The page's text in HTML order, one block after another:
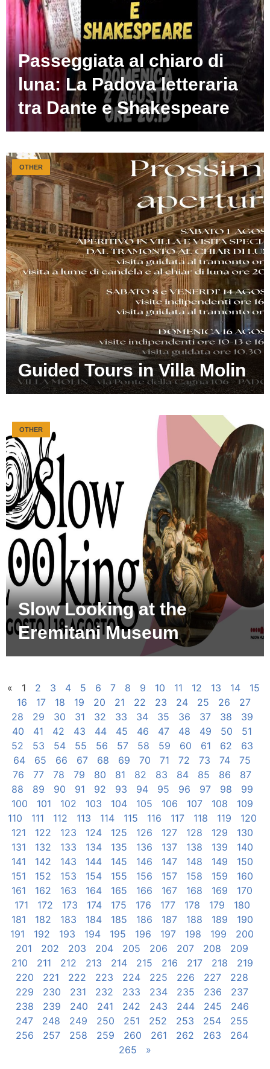
Passeggiata al chiaro di
luna: La Padova letteraria
tra Dante e Shakespeare
Guided Tours in Villa Molin
OTHER
Slow Looking at the
Eremitani Museum
OTHER
« 1 2 3 4 5 6 7 8 9 10 11 12 13 14
15
16
17 18 19 20 21 22 23 24 25 26
27
28
29 30 31 32 33 34 35 36 37 38
39
40
41 42 43 44 45 46 47 48 49 50
51
52
53 54 55 56 57 58 59 60 61 62
63
64
65 66 67 68 69 70 71 72 73 74
75
76
77 78 79 80 81 82 83 84 85 86
87
88
89 90 91 92 93 94 95 96 97 98
99
100
101 102 103 104 105 106 107 108
109
110
111 112 113 114 115 116 117 118 119
120
121
122 123 124 125 126 127 128 129
130
131
132 133 134 135 136 137 138 139
140
141
142 143 144 145 146 147 148 149
150
151
152 153 154 155 156 157 158 159
160
161
162 163 164 165 166 167 168 169
170
171
172 173 174 175 176 177 178 179
180
181
182 183 184 185 186 187 188 189
190
191
192 193 194 195 196 197 198 199
200
201
202 203 204 205 206 207 208
209
210
211 212 213 214 215 216 217 218
219
220
221 222 223 224 225 226 227
228
229
230 231 232 233 234 235 236
237
238
239 240 241 242 243 244 245
246
247
248 249 250 251 252 253 254
255
256
257 258 259 260 261 262 263
264
265
»